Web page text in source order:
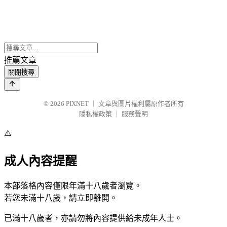
推薦文章
關閉搜尋
© 2026 PIXNET
文章與圖片權利屬原作者所有
隱私權政策
服務聲明
⚠️
成人內容提醒
本部落格內容僅限年滿十八歲者瀏覽。
若您未滿十八歲，請立即離開。
已滿十八歲者，亦請勿將內容提供給未成年人士。